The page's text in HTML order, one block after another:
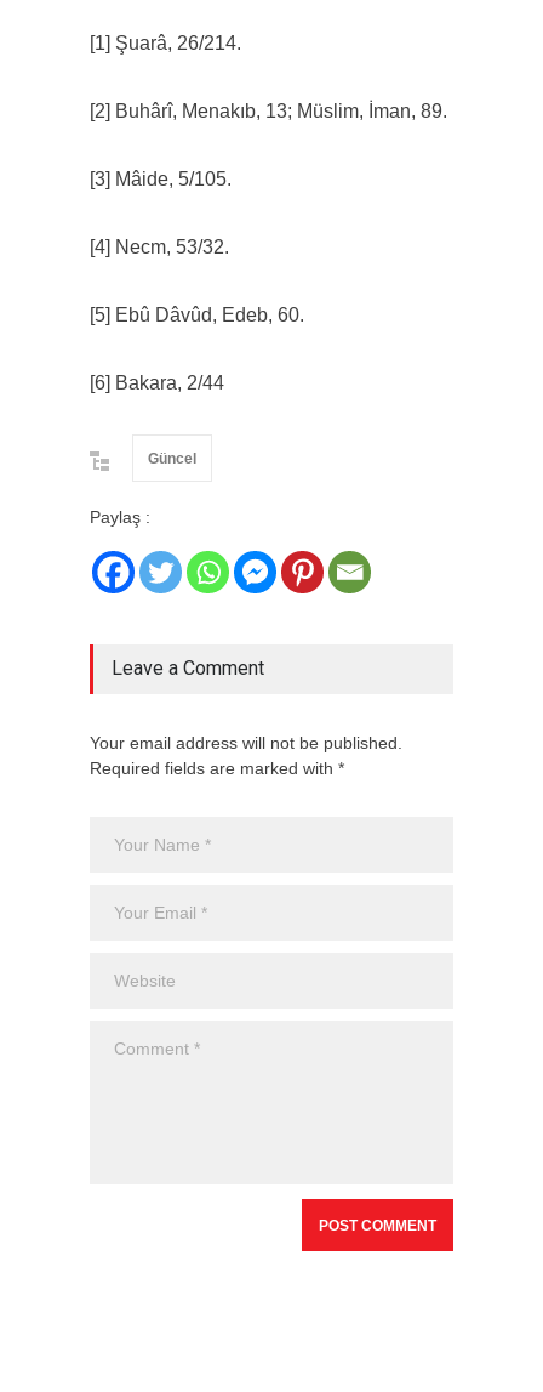
[1] Şuarâ, 26/214.
[2] Buhârî, Menakıb, 13; Müslim, İman, 89.
[3] Mâide, 5/105.
[4] Necm, 53/32.
[5] Ebû Dâvûd, Edeb, 60.
[6] Bakara, 2/44
Güncel
Paylaş :
Leave a Comment
Your email address will not be published.
Required fields are marked with *